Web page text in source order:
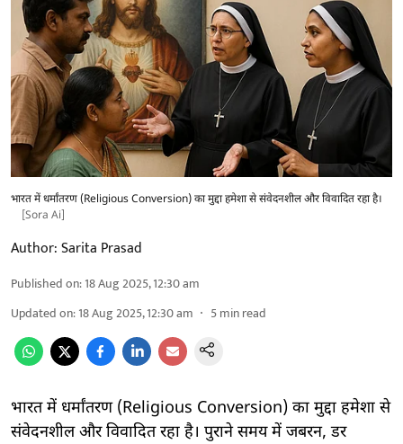
भारत में धर्मांतरण (Religious Conversion) का मुद्दा हमेशा से संवेदनशील और विवादित रहा है।
[Sora Ai]
Author:Sarita Prasad
Published on:18 Aug 2025, 12:30 am
Updated on:18 Aug 2025, 12:30 am 5min read
भारत में धर्मांतरण (Religious Conversion) का मुद्दा हमेशा से
संवेदनशील और विवादित रहा है। पुराने समय में जबरन, डर